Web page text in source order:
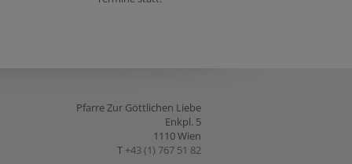
Pfarre Zur Göttlichen Liebe
Enkpl. 5
1110 Wien
T +43 (1) 767 51 82